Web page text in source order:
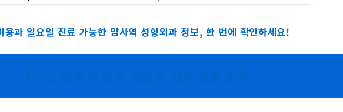
용과 일요일 진료 가능한 암사역 성형외과 정보, 한 번에 확인하세요!